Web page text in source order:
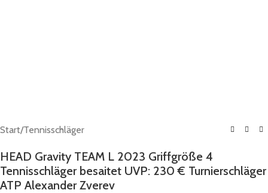
Start/Tennisschläger
HEAD Gravity TEAM L 2023 Griffgröße 4
Tennisschläger besaitet UVP: 230 € Turnierschläger
ATP Alexander Zverev